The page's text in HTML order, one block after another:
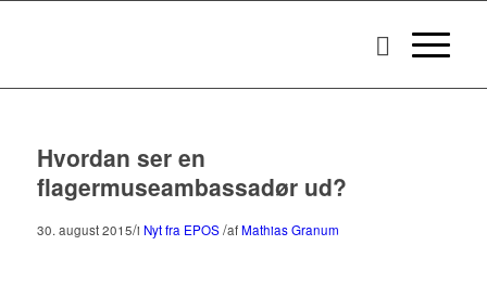
Hvordan ser en
flagermuseambassadør ud?
30. august 2015/i Nyt fra EPOS /afMathias Granum